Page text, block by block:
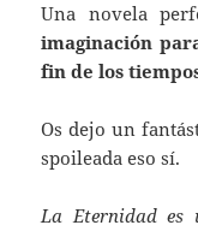
Una novela
imaginación
fin de los
Os dejo un
spoileada eso sí.
La Eternidad es